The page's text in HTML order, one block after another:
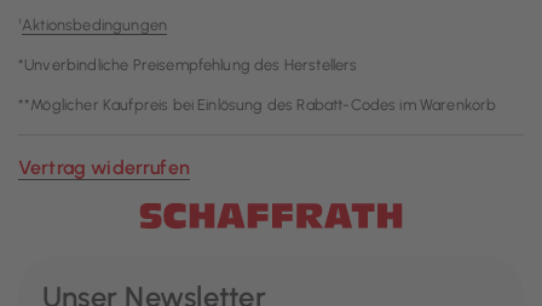
¹Aktionsbedingungen
*Unverbindliche Preisempfehlung des Herstellers
**Möglicher Kaufpreis bei Einlösung des Rabatt-Codes im Warenkorb
Vertrag widerrufen
Unser Newsletter